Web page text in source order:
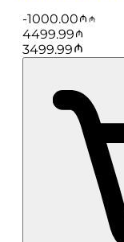
-1000.00
4499.99
3499.99